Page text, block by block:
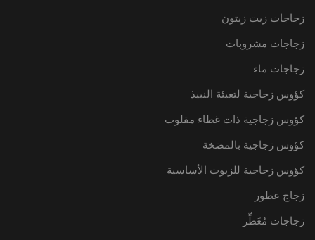
زجاجات زيت زيتون
زجاجات مشروبات
زجاجات ماء
كؤوس زجاجية لتعبئة النبيذ
كؤوس زجاجية ذات غطاء مقلوب
كؤوس زجاجية بالمضخة
كؤوس زجاجية للزيوت الأساسية
زجاج عطور
زجاجات مُعَطِّر